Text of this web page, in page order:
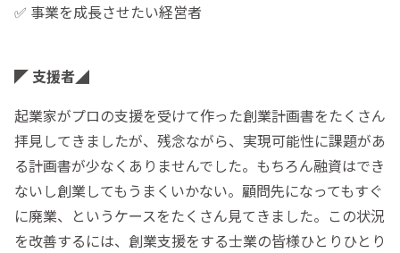
✅ 事業を成長させたい経営者
◤ 支援者◢
起業家がプロの支援を受けて作った創業計画書をたくさん
拝見してきましたが、残念ながら、実現可能性に課題があ
る計画書が少なくありませんでした。もちろん融資はでき
ないし創業してもうまくいかない。顧問先になってもすぐ
に廃業、というケースをたくさん見てきました。この状況
を改善するには、創業支援をする士業の皆様ひとりひとり